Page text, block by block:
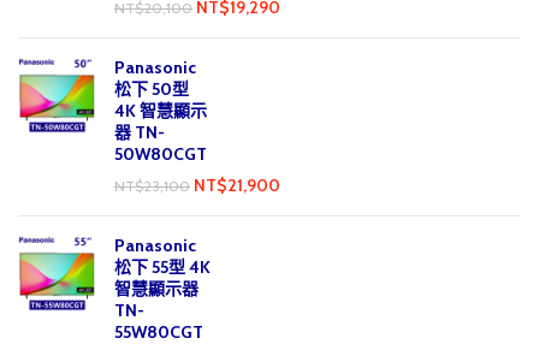
NT$20,100 NT$19,290
Panasonic
松下 50型
4K 智慧顯示
器 TN-
50W80CGT
NT$23,100 NT$21,900
Panasonic
松下 55型 4K
智慧顯示器
TN-
55W80CGT